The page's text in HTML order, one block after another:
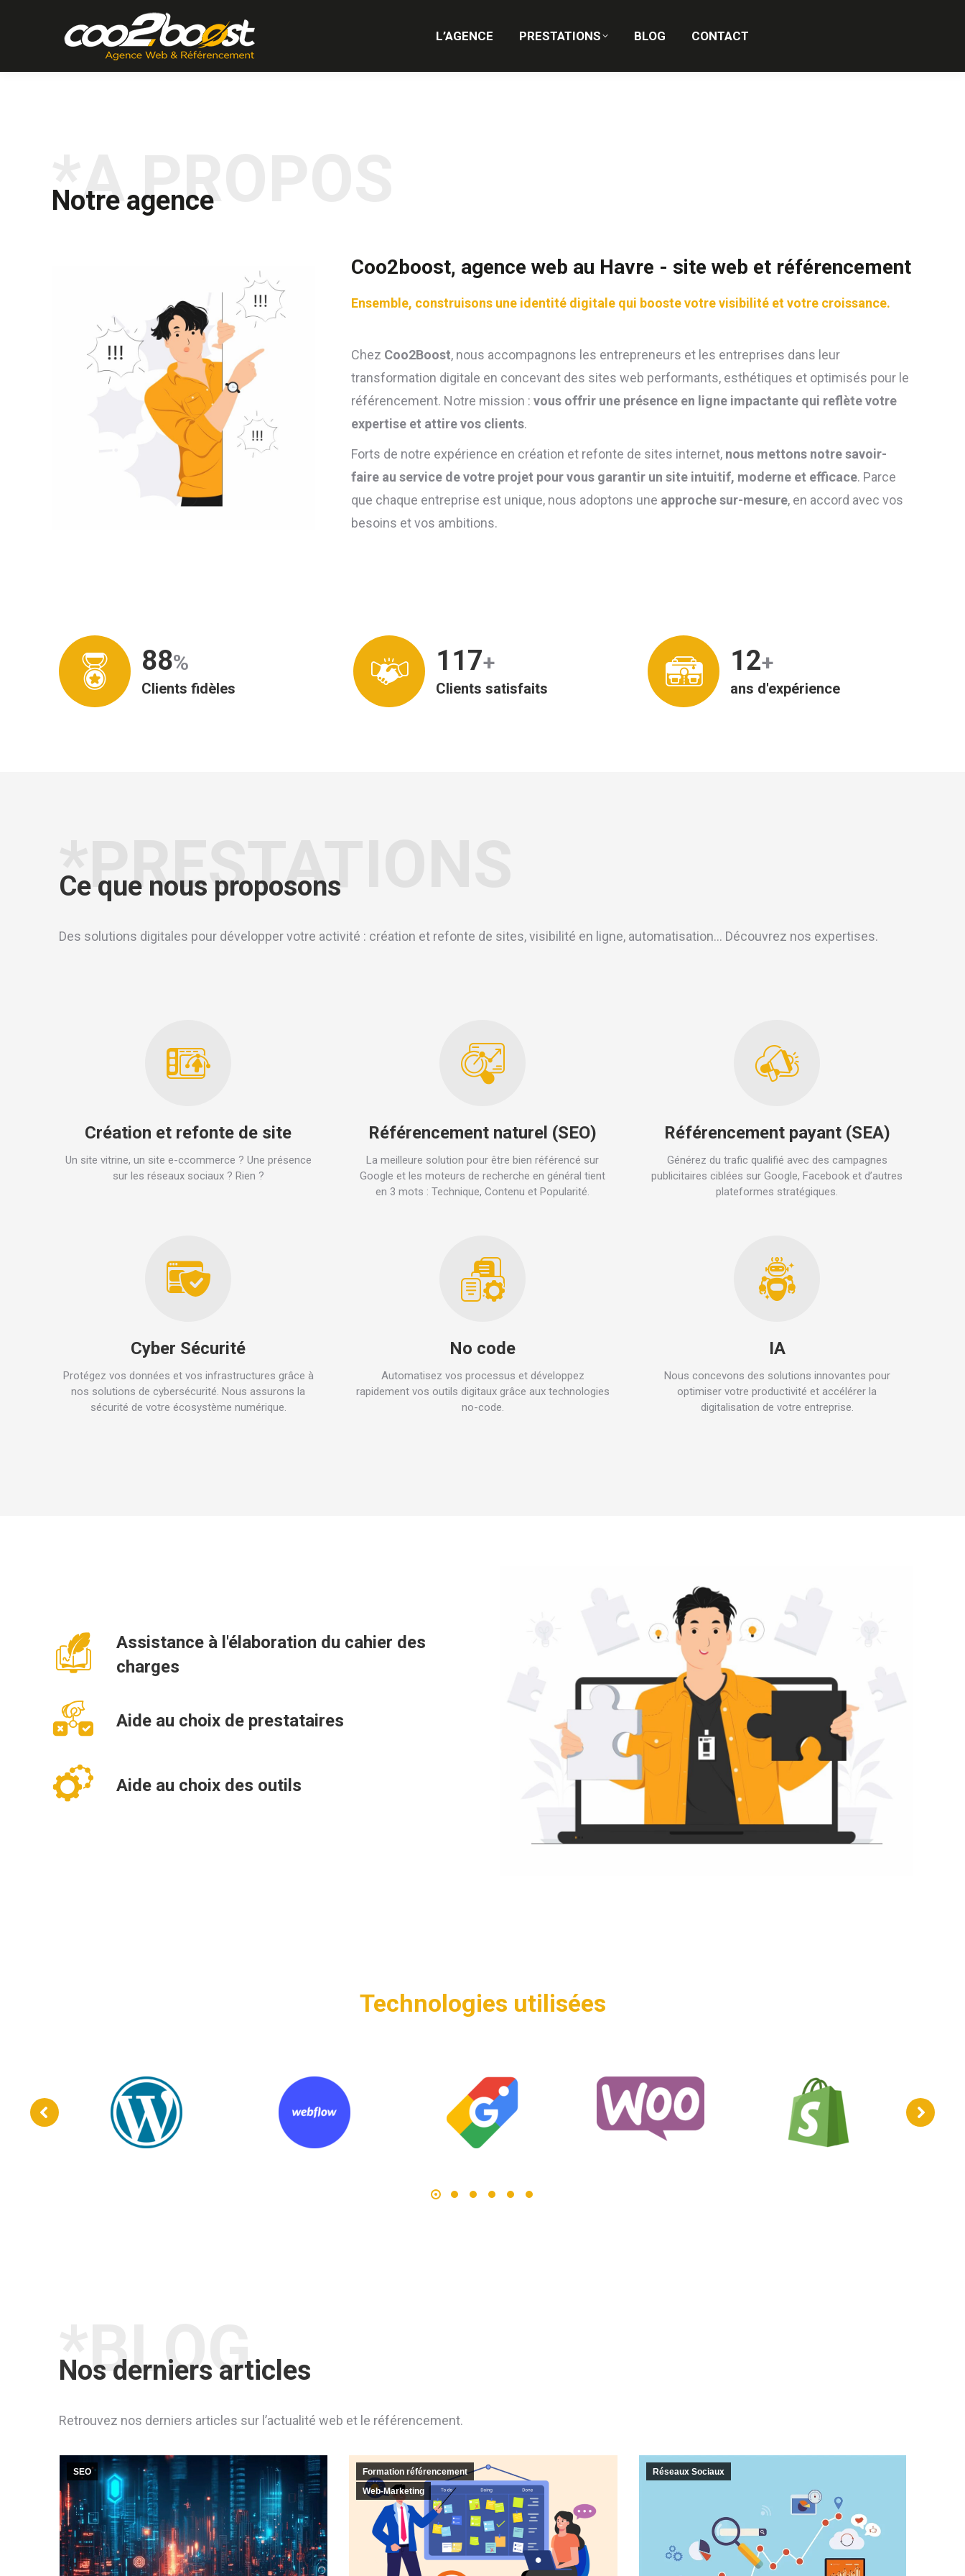
L’AGENCE PRESTATIONS BLOG CONTACT
*A PROPOS
Notre agence
Coo2boost, agence web au Havre - site web et référencement
Ensemble, construisons une identité digitale qui booste votre visibilité et votre croissance.
Chez Coo2Boost, nous accompagnons les entrepreneurs et les entreprises dans leur
transformation digitale en concevant des sites web performants, esthétiques et optimisés pour le
référencement. Notre mission : vous offrir une présence en ligne impactante qui reflète votre
expertise et attire vos clients.
Forts de notre expérience en création et refonte de sites internet, nous mettons notre savoir-
faire au service de votre projet pour vous garantir un site intuitif, moderne et efficace. Parce
que chaque entreprise est unique, nous adoptons une approche sur-mesure, en accord avec vos
besoins et vos ambitions.
89%
Clients fidèles
119+
Clients satisfaits
12+
ans d'expérience
*PRESTATIONS
Ce que nous proposons
Des solutions digitales pour développer votre activité : création et refonte de sites, visibilité en ligne, automatisation… Découvrez nos expertises.
Création et refonte de site
Un site vitrine, un site e-ccommerce ? Une présence
sur les réseaux sociaux ? Rien ?
Référencement naturel (SEO)
La meilleure solution pour être bien référencé sur
Google et les moteurs de recherche en général tient
en 3 mots : Technique, Contenu et Popularité.
Référencement payant (SEA)
Générez du trafic qualifié avec des campagnes
publicitaires ciblées sur Google, Facebook et d’autres
plateformes stratégiques.
Cyber Sécurité
Protégez vos données et vos infrastructures grâce à
nos solutions de cybersécurité. Nous assurons la
sécurité de votre écosystème numérique.
No code
Automatisez vos processus et développez
rapidement vos outils digitaux grâce aux technologies
no-code.
IA
Nous concevons des solutions innovantes pour
optimiser votre productivité et accélérer la
digitalisation de votre entreprise.
Assistance à l'élaboration du cahier des
charges
Aide au choix de prestataires
Aide au choix des outils
Technologies utilisées
*BLOG
Nos derniers articles
Retrouvez nos derniers articles sur l’actualité web et le référencement.
SEO
Formation référencement
Web-Marketing
Réseaux Sociaux
PRESTATIONS BLOG CONTACT